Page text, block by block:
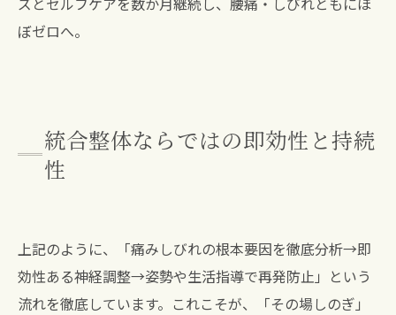
ぼゼロへ。
統合整体ならではの即効性と持続
性
上記のように、「痛みしびれの根本要因を徹底分析→即
効性ある神経調整→姿勢や生活指導で再発防止」という
流れを徹底しています。これこそが、「その場しのぎ」